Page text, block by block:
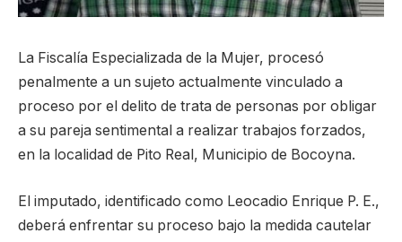
La Fiscalía Especializada de la Mujer, procesó
penalmente a un sujeto actualmente vinculado a
proceso por el delito de trata de personas por obligar
a su pareja sentimental a realizar trabajos forzados,
en la localidad de Pito Real, Municipio de Bocoyna.
El imputado, identificado como Leocadio Enrique P. E.,
deberá enfrentar su proceso bajo la medida cautelar